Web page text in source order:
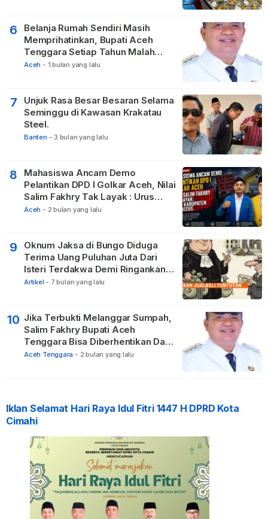
6
Belanja Rumah Sendiri Masih
Memprihatinkan, Bupati Aceh
Tenggara Setiap Tahun Malah
Membangun Pasilitas Rumah
Aceh - 1 bulan yang lalu
7
Unjuk Rasa Besar Besaran Selama
Seminggu di Kawasan Krakatau
Steel.
Banten - 3 bulan yang lalu
8
Mahasiswa Ancam Demo
Pelantikan DPD I Golkar Aceh, Nilai
Salim Fakhry Tak Layak : Urus
Kabupaten Tak Becus.
Aceh - 2 bulan yang lalu
9
Oknum Jaksa di Bungo Diduga
Terima Uang Puluhan Juta Dari
Isteri Terdakwa Demi Ringankan
Hukuman
Artikel - 7 bulan yang lalu
10 Jika Terbukti Melanggar Sumpah,
Salim Fakhry Bupati Aceh
Tenggara Bisa Diberhentikan Dari
Jabatannya
Aceh Tenggara - 2 bulan yang lalu
Iklan Selamat Hari Raya Idul Fitri 1447 H DPRD Kota
Cimahi